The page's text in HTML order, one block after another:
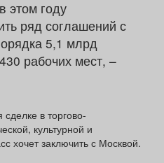
году
ряд соглашений с
5,1 млрд
рабочих мест, –
в торгово-
культурной и
хочет заключить с Москвой.